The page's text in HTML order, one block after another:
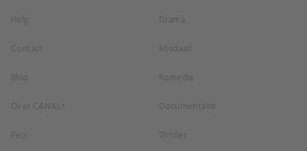
Help
Contact
Blog
Over CANAL+
Pers
Drama
Misdaad
Komedie
Documentaire
Thriller